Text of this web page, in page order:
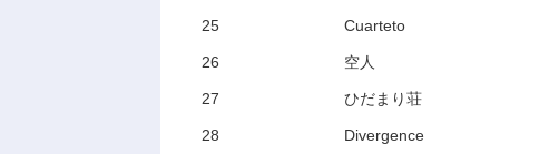
25 Cuarteto
26 空人
27 ひだまり荘
28 Divergence